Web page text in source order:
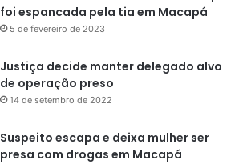
foi espancada pela tia em Macapá
5 de fevereiro de 2023
Justiça decide manter delegado alvo
de operação preso
14 de setembro de 2022
Suspeito escapa e deixa mulher ser
presa com drogas em Macapá